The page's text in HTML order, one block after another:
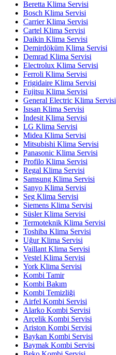
Beretta Klima Servisi
Bosch Klima Servisi
Carrier Klima Servisi
Cartel Klima Servisi
Daikin Klima Servisi
Demirdöküm Klima Servisi
Demrad Klima Servisi
Electrolux Klima Servisi
Ferroli Klima Servisi
Frigidaire Klima Servisi
Fujitsu Klima Servisi
General Electric Klima Servisi
Isısan Klima Servisi
İndesit Klima Servisi
LG Klima Servisi
Midea Klima Servisi
Mitsubishi Klima Servisi
Panasonic Klima Servisi
Profilo Klima Servisi
Regal Klima Servisi
Samsung Klima Servisi
Sanyo Klima Servisi
Seg Klima Servisi
Siemens Klima Servisi
Süsler Klima Servisi
Termoteknik Klima Servisi
Toshiba Klima Servisi
Uğur Klima Servisi
Vaillant Klima Servisi
Vestel Klima Servisi
York Klima Servisi
Kombi Tamir
Kombi Bakım
Kombi Temizliği
Airfel Kombi Servisi
Alarko Kombi Servisi
Arçelik Kombi Servisi
Ariston Kombi Servisi
Baykan Kombi Servisi
Baymak Kombi Servisi